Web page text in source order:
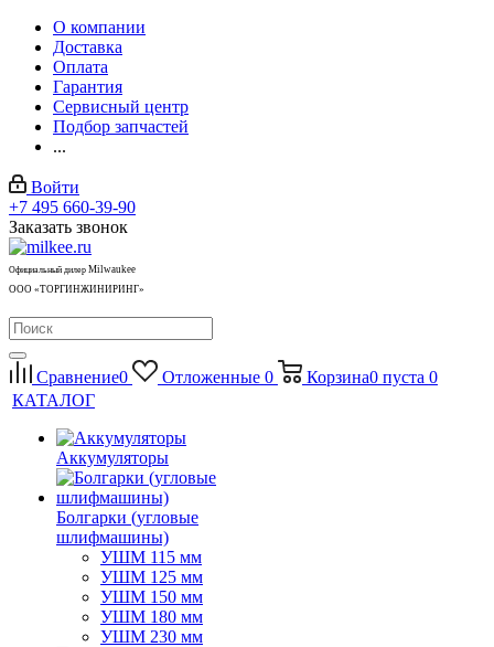
О компании
Доставка
Оплата
Гарантия
Сервисный центр
Подбор запчастей
...
Войти
+7 495 660-39-90
Заказать звонок
Официальный дилер Milwaukee
ООО «ТОРГИНЖИНИРИНГ»
Сравнение0 Отложенные 0 Корзина0 пуста 0
КАТАЛОГ
Аккумуляторы
Болгарки (угловые
шлифмашины)
УШМ 115 мм
УШМ 125 мм
УШМ 150 мм
УШМ 180 мм
УШМ 230 мм